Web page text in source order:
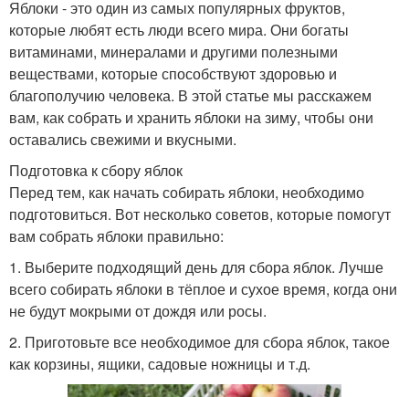
Яблоки - это один из самых популярных фруктов,
которые любят есть люди всего мира. Они богаты
витаминами, минералами и другими полезными
веществами, которые способствуют здоровью и
благополучию человека. В этой статье мы расскажем
вам, как собрать и хранить яблоки на зиму, чтобы они
оставались свежими и вкусными.
Подготовка к сбору яблок
Перед тем, как начать собирать яблоки, необходимо
подготовиться. Вот несколько советов, которые помогут
вам собрать яблоки правильно:
1. Выберите подходящий день для сбора яблок. Лучше
всего собирать яблоки в тёплое и сухое время, когда они
не будут мокрыми от дождя или росы.
2. Приготовьте все необходимое для сбора яблок, такое
как корзины, ящики, садовые ножницы и т.д.